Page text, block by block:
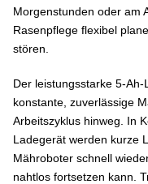
Morgenstunden oder am
Rasenpflege flexibel
stören.
Der leistungsstarke 5-
konstante, zuverlässige
Arbeitszyklus hinweg. In
Ladegerät werden kurze
Mähroboter schnell
nahtlos fortsetzen kann.